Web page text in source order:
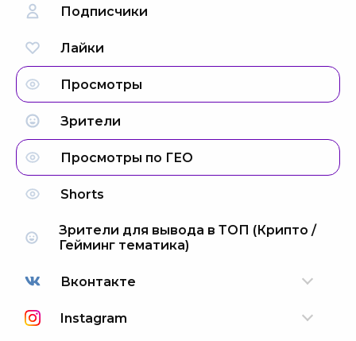
Подписчики
Лайки
Просмотры
Зрители
Просмотры по ГЕО
Shorts
Зрители для вывода в ТОП (Крипто /
Гейминг тематика)
Вконтакте
Instagram